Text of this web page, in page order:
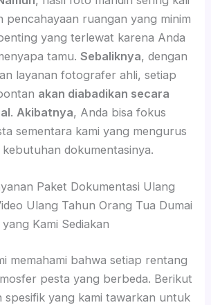
pencahayaan ruangan yang minim
yang terlewat karena Anda
tamu. Sebaliknya, dengan
layanan fotografer ahli, setiap
akan diabadikan secara
. Akibatnya, Anda bisa fokus
sementara kami yang mengurus
dokumentasinya.
Paket Dokumentasi Ulang
Ulang Tahun Orang Tua Dumai
yang Kami Sediakan
memahami bahwa setiap rentang
pesta yang berbeda. Berikut
spesifik yang kami tawarkan untuk